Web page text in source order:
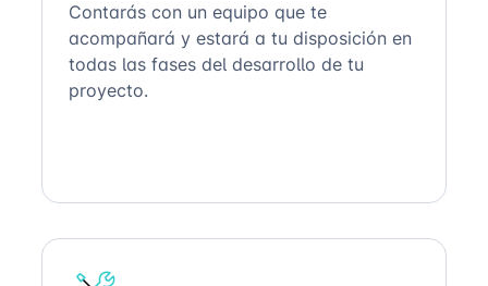
Contarás con un equipo que te
acompañará y estará a tu disposición en
todas las fases del desarrollo de tu
proyecto.